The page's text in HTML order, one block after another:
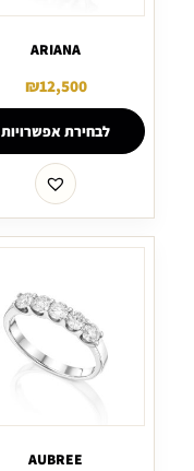
ARIANA
₪12,500
לבחירת אפשרויות
AUBREE